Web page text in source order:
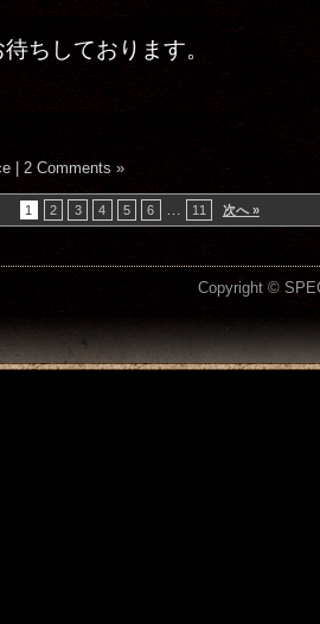
ちしております。
| 2 Comments »
1 2 3 4 5 6 … 11 次へ »
Copyright ©